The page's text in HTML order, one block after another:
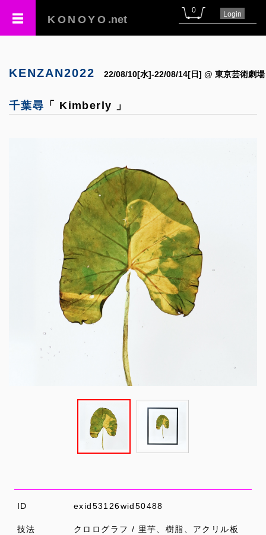
KONOYO .net
0 Login
KENZAN2022 22/08/10[水]-22/08/14[日] @ 東京芸術劇場
千葉尋 「 Kimberly 」
ID exid53126wid50488
技法 クロログラフ / 里芋、樹脂、アクリル板